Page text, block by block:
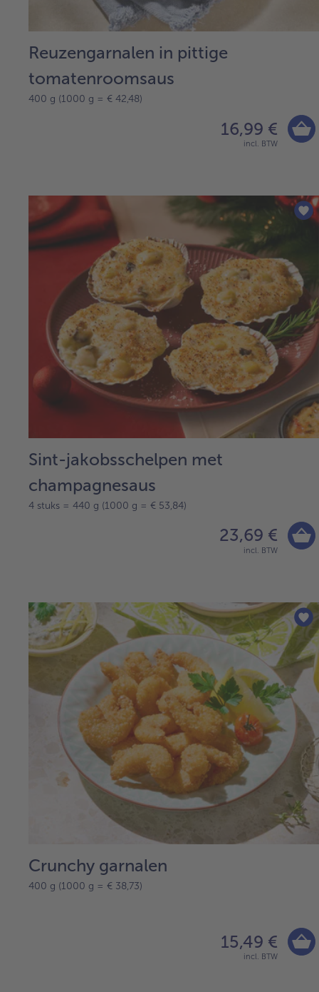
Reuzengarnalen in pittige
tomatenroomsaus
400 g (1000 g = € 42,48)
16,99 €
incl. BTW
Sint-jakobsschelpen met
champagnesaus
4 stuks = 440 g (1000 g = € 53,84)
23,69 €
incl. BTW
Crunchy garnalen
400 g (1000 g = € 38,73)
15,49 €
incl. BTW